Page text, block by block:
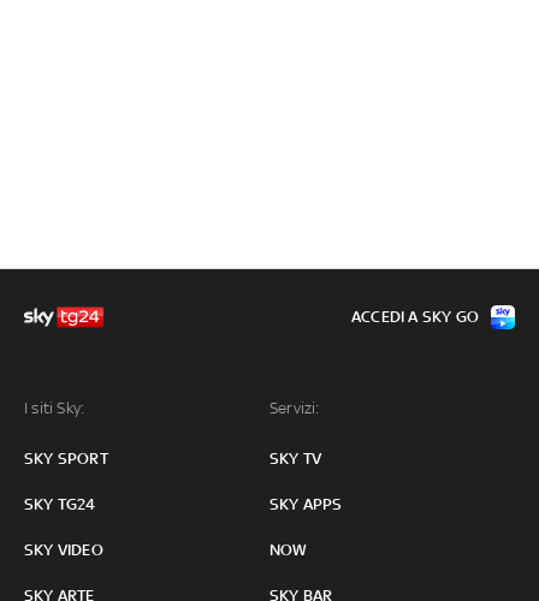
I siti Sky:
SKY SPORT
SKY TG24
SKY VIDEO
SKY ARTE
Servizi:
SKY TV
SKY APPS
NOW
SKY BAR
ACCEDI A SKY GO